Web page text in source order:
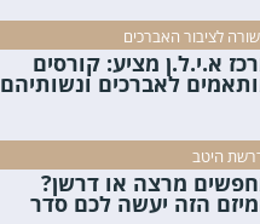
לציבור האברכים
א.י.ל.ן מציע: קורסים
לאברכים ונשותיהם
היטב
מרצה או דרשן?
הזה יעשה לכם סדר